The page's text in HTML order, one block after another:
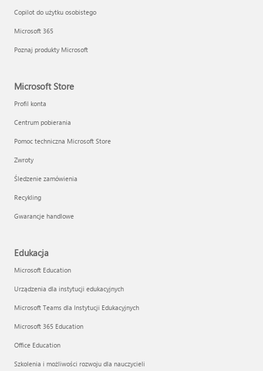
Copilot do użytku osobistego
Microsoft 365
Poznaj produkty Microsoft
Microsoft Store
Profil konta
Centrum pobierania
Pomoc techniczna Microsoft Store
Zwroty
Śledzenie zamówienia
Recykling
Gwarancje handlowe
Edukacja
Microsoft Education
Urządzenia dla instytucji edukacyjnych
Microsoft Teams dla Instytucji Edukacyjnych
Microsoft 365 Education
Office Education
Szkolenia i możliwości rozwoju dla nauczycieli